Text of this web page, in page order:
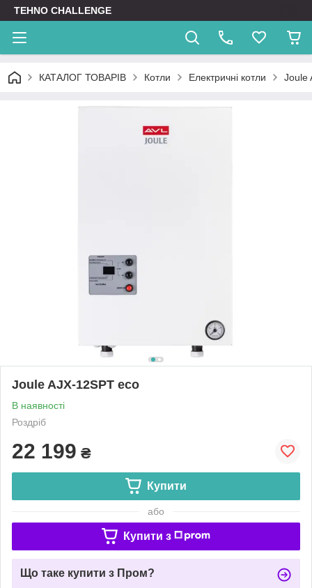
TEHNO CHALLENGE
КАТАЛОГ ТОВАРІВ Котли Електричні котли Joule
Joule AJX-12SPT eco
В наявності
Роздріб
22 199 ₴
Купити
або
Купити з
Що таке купити з Пром?